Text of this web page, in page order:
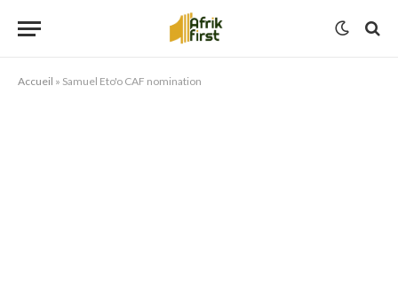
Accueil » Samuel Eto'o CAF nomination